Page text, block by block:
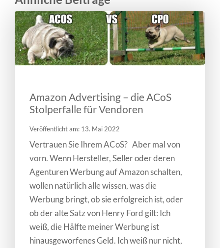
Amazon Advertising – die ACoS
Stolperfalle für Vendoren
Veröffentlicht am: 13. Mai 2022
Vertrauen Sie Ihrem ACoS? Aber mal von
vorn. Wenn Hersteller, Seller oder deren
Agenturen Werbung auf Amazon schalten,
wollen natürlich alle wissen, was die
Werbung bringt, ob sie erfolgreich ist, oder
ob der alte Satz von Henry Ford gilt: Ich
weiß, die Hälfte meiner Werbung ist
hinausgeworfenes Geld. Ich weiß nur nicht,